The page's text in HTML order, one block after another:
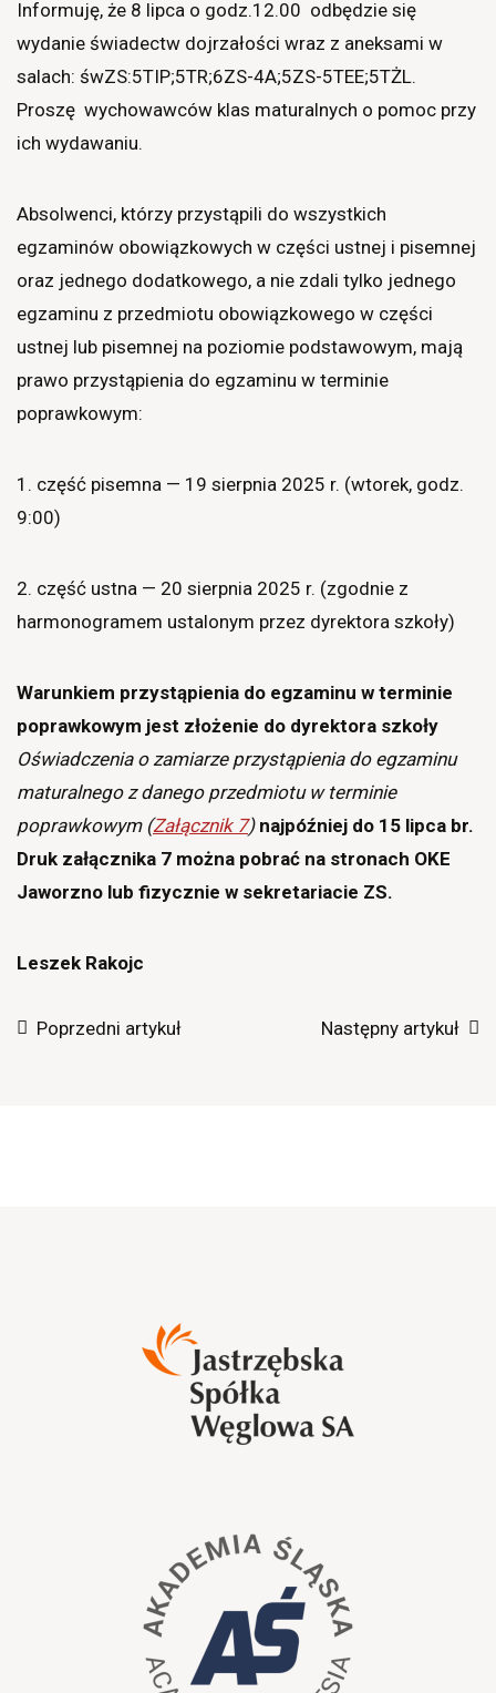
Informuję, że 8 lipca o godz.12.00 odbędzie się
wydanie świadectw dojrzałości wraz z aneksami w
salach: śwZS:5TIP;5TR;6ZS-4A;5ZS-5TEE;5TŻL.
Proszę wychowawców klas maturalnych o pomoc przy
ich wydawaniu.
Absolwenci, którzy przystąpili do wszystkich
egzaminów obowiązkowych w części ustnej i pisemnej
oraz jednego dodatkowego, a nie zdali tylko jednego
egzaminu z przedmiotu obowiązkowego w części
ustnej lub pisemnej na poziomie podstawowym, mają
prawo przystąpienia do egzaminu w terminie
poprawkowym:
1. część pisemna — 19 sierpnia 2025 r. (wtorek, godz.
9:00)
2. część ustna — 20 sierpnia 2025 r. (zgodnie z
harmonogramem ustalonym przez dyrektora szkoły)
Warunkiem przystąpienia do egzaminu w terminie
poprawkowym jest złożenie do dyrektora szkoły
Oświadczenia o zamiarze przystąpienia do egzaminu
maturalnego z danego przedmiotu w terminie
poprawkowym (Załącznik 7)najpóźniej do 15 lipca br.
Druk załącznika 7 można pobrać na stronach OKE
Jaworzno lub fizycznie w sekretariacie ZS.
Leszek Rakojc
Poprzedni artykuł Następny artykuł